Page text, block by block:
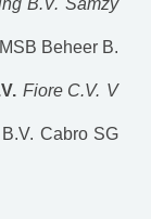
B.V. Samzy
MSB Beheer B.
Fiore C.V. V
Cabro SG